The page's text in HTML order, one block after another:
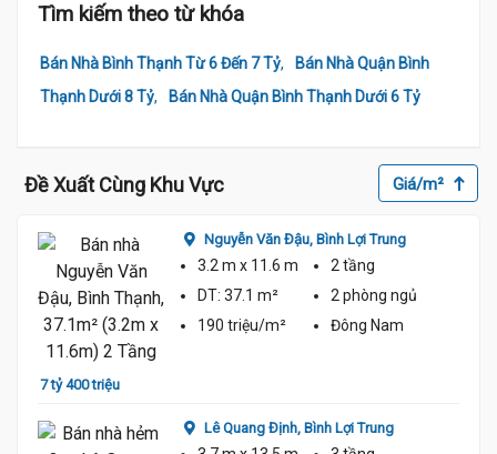
Tìm kiếm theo từ khóa
Bán Nhà Bình Thạnh Từ 6 Đến 7 Tỷ,
Bán Nhà Quận Bình
Thạnh Dưới 8 Tỷ, Bán Nhà Quận Bình Thạnh Dưới 6 Tỷ
Đề Xuất Cùng Khu Vực Giá/m²
7 tỷ 400 triệu
Nguyễn Văn Đậu, Bình Lợi Trung
3.2 m x 11.6 m
2 tầng
DT: 37.1 m² 2 phòng ngủ
190 triệu/m²
Đông Nam
Lê Quang Định, Bình Lợi Trung